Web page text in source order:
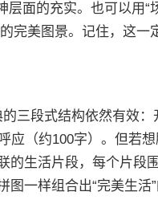
层面的充实。也可以用“
完美图景。记住，这一
三段式结构依然有效：
应（约100字）。但若想
的生活片段，每个片段
图一样组合出“完美生活